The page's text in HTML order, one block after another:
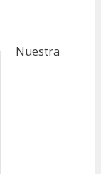
Nuestra